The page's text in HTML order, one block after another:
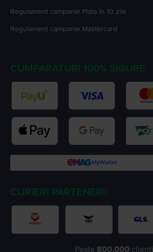
Regulament campanie Plata în 10 zile
Regulament campanie Mastercard
CUMPARATURI 100% SIGURE
CURIERI PARTENERI:
Peste 800.000 clienți